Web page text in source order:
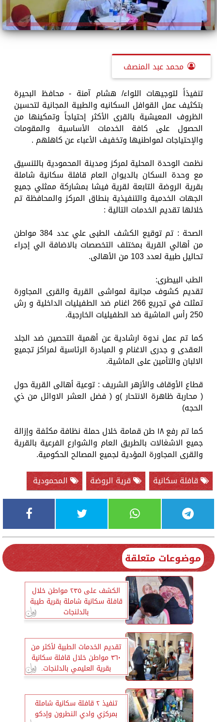
محمد عبد المنصف
تنفيذاً لتوجيهات اللواء/ هشام آمنة - محافظ البحيرة
بتكثيف عمل القوافل السكانيه والطبية المجانية لتحسين
الظروف المعيشية بالقرى الأكثر إحتياجاً وتمكينها من
الحصول على كافة الخدمات الأساسية والمقومات
والإحتياجات لمواطنيها وتخفيف الأعباء عن كاهلهم .
نظمت الوحدة المحلية لمركز ومدينة المحمودية بالتنسيق
مع وحدة السكان بالديوان العام قافلة سكانية شاملة
بقرية الروضة التابعة لقرية فيشا بمشاركة ممثلي جميع
الجهات الخدمية والتنفيذية بنطاق المركز والمحافظة تم
خلالها تقديم الخدمات التالية :
الصحة : تم توقيع الكشف الطبى علي عدد 384 مواطن
من أهالي القرية بمختلف التخصصات بالاضافة الي إجراء
تحاليل طبية لعدد 103 من الأهالى.
الطب البيطرى:
تقديم كشوف مجانية لمواشى القرية والقرى المجاورة
تمثلت في تجريع 266 اغنام ضد الطفيليات الداخلية و رش
250 رأس الماشية ضد الطفيليات الخارجية.
كما تم عمل ندوة ارشادية عن أهمية التحصين ضد الجلد
العقدى و جدرى الاغنام و المبادرة الرئاسية لمراكز تجميع
الالبان والتأمين على الماشية.
قطاع الأوقاف والأزهر الشريف : توعية أهالى القرية حول
( محاربة ظاهرة الانتحار )و ( فضل العشر الاوائل من ذي
الحجه)
كما تم رفع ١٨ طن قمامة خلال حملة نظافة مكثفة وإزالة
جميع الاشغالات بالطريق العام والشوارع الفرعية بالقرية
والقرى المجاورة المؤدية لجميع المصالح الحكومية.
قافلة سكانية
قرية الروضة المحمودية
موضوعات متعلقة
الكشف على ٢٣٥ مواطن خلال
قافلة سكانية شاملة بقرية طيبة
بالدلنجات
تقديم الخدمات الطبية لأكثر من
٣٦٠ مواطن خلال قافلة سكانية
بقرية العليمي بالدلنجات.
تنفيذ ٢ قافلة سكانية شاملة
بمركزي وادي النطرون وإدكو